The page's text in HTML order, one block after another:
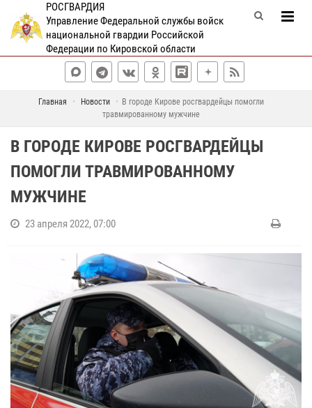
РОСГВАРДИЯ
Управление Федеральной службы войск
национальной гвардии Российской
Федерации по Кировской области
Главная Новости
В городе Кирове росгвардейцы помогли
травмированному мужчине
В ГОРОДЕ КИРОВЕ РОСГВАРДЕЙЦЫ
ПОМОГЛИ ТРАВМИРОВАННОМУ
МУЖЧИНЕ
23 апреля 2022, 07:00